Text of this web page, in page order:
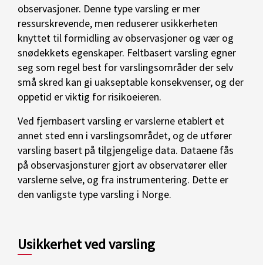
observasjoner. Denne type varsling er mer
ressurskrevende, men reduserer usikkerheten
knyttet til formidling av observasjoner og vær og
snødekkets egenskaper. Feltbasert varsling egner
seg som regel best for varslingsområder der selv
små skred kan gi uakseptable konsekvenser, og der
oppetid er viktig for risikoeieren.
Ved fjernbasert varsling er varslerne etablert et
annet sted enn i varslingsområdet, og de utfører
varsling basert på tilgjengelige data. Dataene fås
på observasjonsturer gjort av observatører eller
varslerne selve, og fra instrumentering. Dette er
den vanligste type varsling i Norge.
Usikkerhet ved varsling